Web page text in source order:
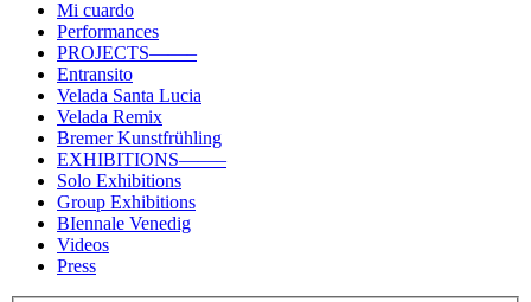
Mi cuardo
Performances
PROJECTS——–
Entransito
Velada Santa Lucia
Velada Remix
Bremer Kunstfrühling
EXHIBITIONS——–
Solo Exhibitions
Group Exhibitions
BIennale Venedig
Videos
Press